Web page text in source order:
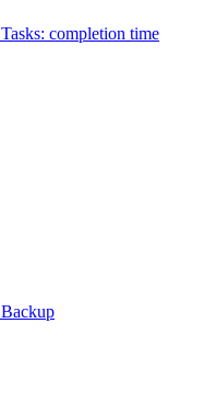
Tasks: completion time
Backup